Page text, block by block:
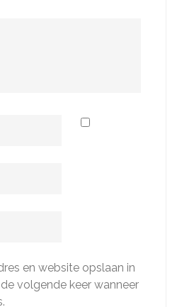
en website opslaan in
volgende keer wanneer